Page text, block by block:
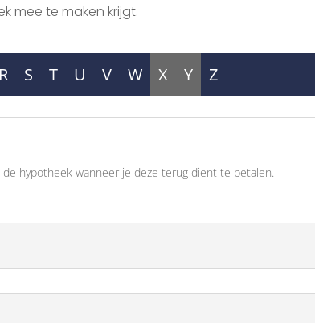
mee te maken krijgt.
R S T U V W X Y Z
hypotheek wanneer je deze terug dient te betalen.